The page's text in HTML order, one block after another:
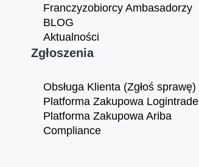
Franczyzobiorcy Ambasadorzy
BLOG
Aktualności
Zgłoszenia
Obsługa Klienta (Zgłoś sprawę)
Platforma Zakupowa Logintrade
Platforma Zakupowa Ariba
Compliance